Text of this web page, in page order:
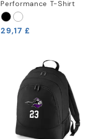
Performance T-Shirt
29,17 £